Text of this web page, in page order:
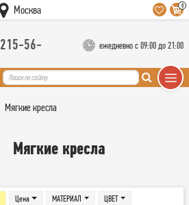
Москва 0
215-56-
ежедневно с 09:00 до 21:00
Мягкие кресла
Мягкие кресла
Цена МАТЕРИАЛ ЦВЕТ